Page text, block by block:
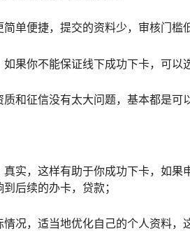
单便捷，提交的资料少，审核门槛
果你不能保证线下成功下卡，可以
和征信没有太大问题，基本都是可
实，这样有助于你成功下卡，如
后续的办卡，贷款；
况，适当地优化自己的个人资料，